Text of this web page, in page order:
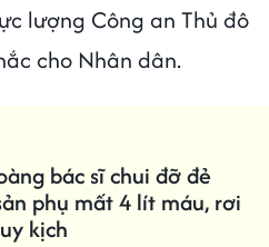
lượng Công an Thủ đô
cho Nhân dân.
bác sĩ chui đỡ đẻ
phụ mất 4 lít máu, rơi
kịch